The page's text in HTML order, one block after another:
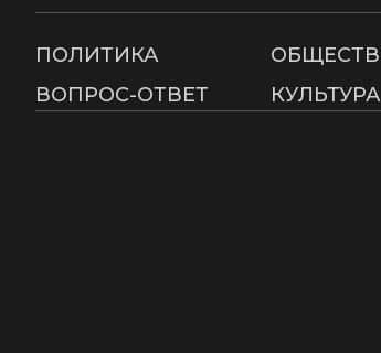
ПОЛИТИКА
ВОПРОС-ОТВЕТ
КУЛЬТУРА